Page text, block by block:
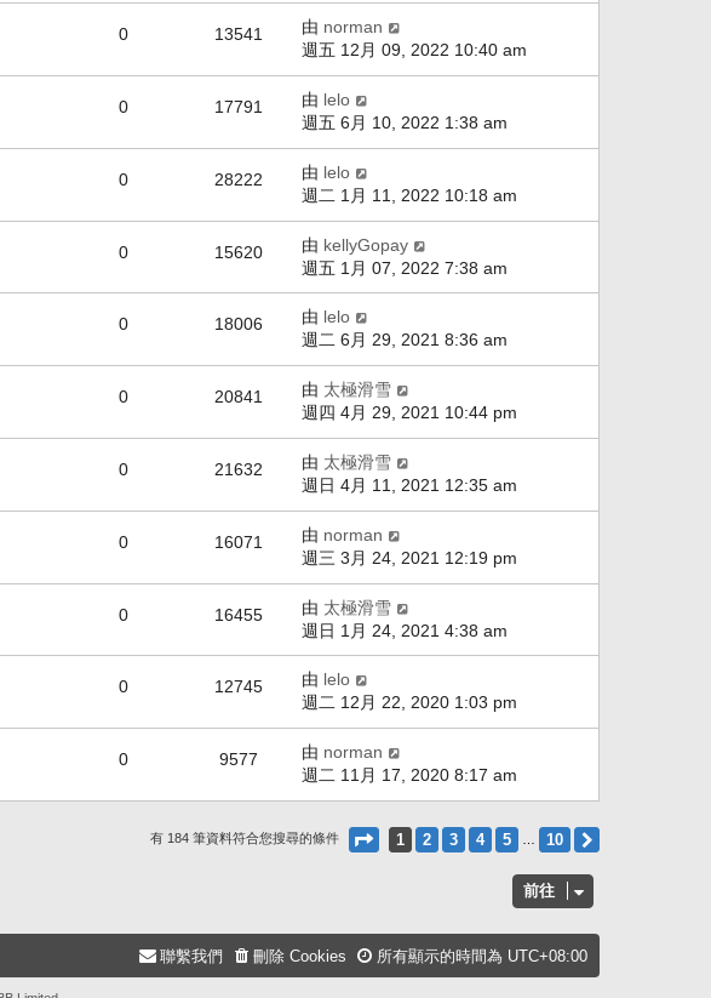
0 13541 由 norman
週五 12月 09, 2022 10:40 am
0 17791 由 lelo
週五 6月 10, 2022 1:38 am
0 28222 由 lelo
週二 1月 11, 2022 10:18 am
0 15620 由 kellyGopay
週五 1月 07, 2022 7:38 am
0 18006 由 lelo
週二 6月 29, 2021 8:36 am
0 20841 由 太極滑雪
週四 4月 29, 2021 10:44 pm
0 21632 由 太極滑雪
週日 4月 11, 2021 12:35 am
0 16071 由 norman
週三 3月 24, 2021 12:19 pm
0 16455 由 太極滑雪
週日 1月 24, 2021 4:38 am
0 12745 由 lelo
週二 12月 22, 2020 1:03 pm
0 9577 由 norman
週二 11月 17, 2020 8:17 am
有 184 筆資料符合您搜尋的條件 1 頁 (共10 頁)
1 2 3 4 5 10
前往
所有顯示的時間為 UTC+08:00
刪除 Cookies
聯繫我們